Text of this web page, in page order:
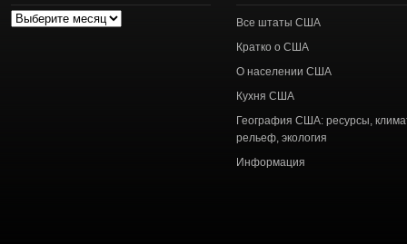
Архив
Все штаты США
Кратко о США
О населении США
Кухня США
География США: ресурсы,
рельеф, экология
Информация